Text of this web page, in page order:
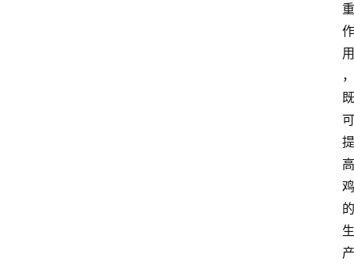
重
作
用
，
既
可
提
高
鸡
的
生
产